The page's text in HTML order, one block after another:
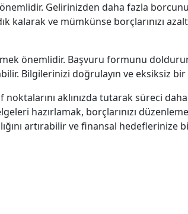
Gelirinizden daha fazla
kalarak ve mümkünse borçlarınızı
önemlidir. Başvuru formunu
Bilgilerinizi doğrulayın ve eksiksiz
aklınızda tutarak süreci
hazırlamak, borçlarınızı
artırabilir ve finansal hedeflerinize